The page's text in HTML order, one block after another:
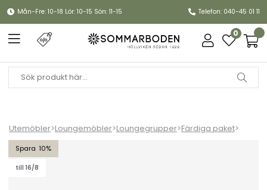
Mån-Fre: 10-18 Lör: 10-15 Sön: 11-15 Telefon: 040-45 01 11
0
Utemöbler>Loungemöbler>Loungegrupper>Färdiga paket>
10
till 16/8
Delia divansoffa - light grey/nearly black dyna